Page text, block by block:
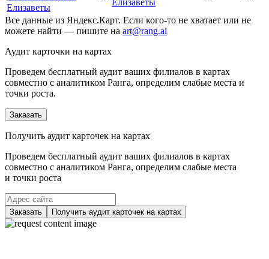
Елизаветы
Елизаветы
Все данные из Яндекс.Карт. Если кого-то не хватает или не
можете найти — пишите на art@rang.ai
Аудит карточки на картах
Проведем бесплатный аудит ваших филиалов в картах
совместно с аналитиком Ранга, определим слабые места и
точки роста.
Заказать
Получить аудит карточек на картах
Проведем бесплатный аудит ваших филиалов в картах
совместно с аналитиком Ранга, определим слабые места
и точки роста
Заказать Получить аудит карточек на картах